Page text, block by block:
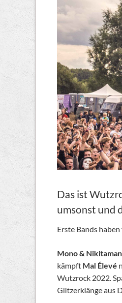
Das ist
umsonst und
Erste Bands
Mono & Nikitaman
kämpft Mal Élevé
Wutzrock 2022.
Glitzerklänge aus